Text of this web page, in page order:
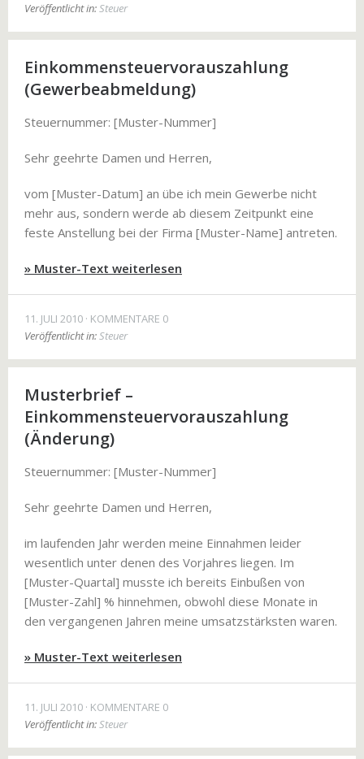
Veröffentlicht in:Steuer
Einkommensteuervorauszahlung
(Gewerbeabmeldung)
Steuernummer: [Muster-Nummer]
Sehr geehrte Damen und Herren,
vom [Muster-Datum] an übe ich mein Gewerbe nicht
mehr aus, sondern werde ab diesem Zeitpunkt eine
feste Anstellung bei der Firma [Muster-Name] antreten.
» Muster-Text weiterlesen
11. JULI 2010 KOMMENTARE 0
Veröffentlicht in:Steuer
Musterbrief –
Einkommensteuervorauszahlung
(Änderung)
Steuernummer: [Muster-Nummer]
Sehr geehrte Damen und Herren,
im laufenden Jahr werden meine Einnahmen leider
wesentlich unter denen des Vorjahres liegen. Im
[Muster-Quartal] musste ich bereits Einbußen von
[Muster-Zahl] % hinnehmen, obwohl diese Monate in
den vergangenen Jahren meine umsatzstärksten waren.
» Muster-Text weiterlesen
11. JULI 2010 KOMMENTARE 0
Veröffentlicht in:Steuer